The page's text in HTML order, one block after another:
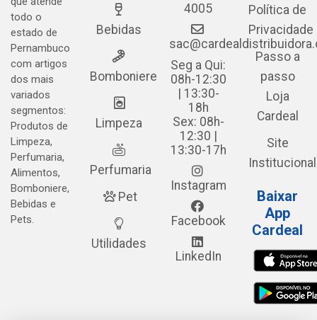
todo o
estado de
Pernambuco
com artigos
dos mais
variados
segmentos:
Produtos de
Limpeza,
Perfumaria,
Alimentos,
Bomboniere,
Bebidas e
Pets.
Bebidas
Bomboniere
Limpeza
Perfumaria
Pet
Utilidades
4005
Seg a Qui:
08h-12:30
| 13:30-
18h
Sex: 08h-
12:30 |
13:30-17h
Instagram
Facebook
LinkedIn
Política de
Privacidade
Passo a
passo
Loja
Cardeal
Site
Institucional
Baixar
App
Cardeal